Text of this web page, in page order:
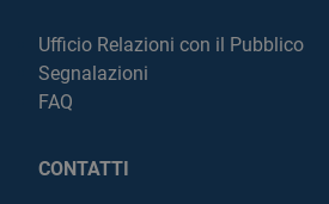
Ufficio Relazioni con il Pubblico
Segnalazioni
FAQ
CONTATTI